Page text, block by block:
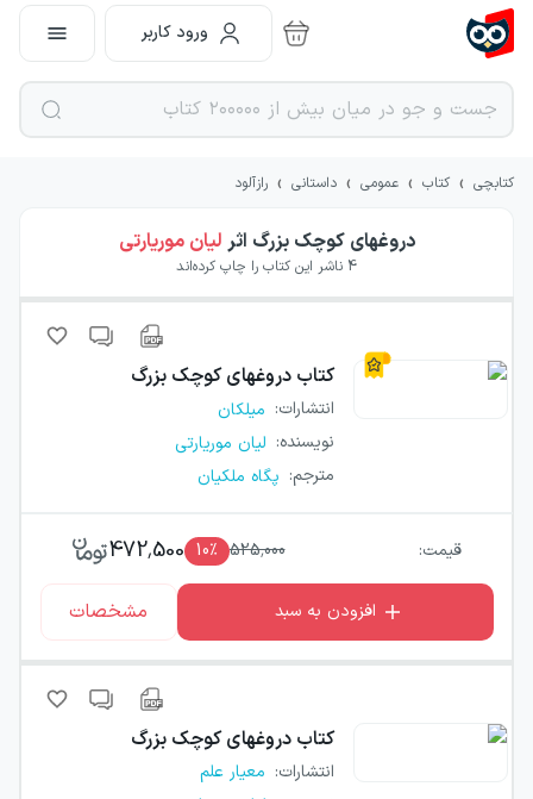
ورود کاربر
کتابچی › کتاب › عمومی › داستانی › رازآلود
دروغ‎های کوچک بزرگ اثر لیان موریارتی
4 ناشر این کتاب را چاپ کرده‌اند
کتاب دروغ‎های کوچک بزرگ
انتشارات: میلکان
نویسنده: لیان موریارتی
مترجم: پگاه ملکیان
قیمت: 525,000
10٪ 472,500
افزودن به سبد مشخصات
کتاب دروغهای کوچک بزرگ
انتشارات: معیار علم